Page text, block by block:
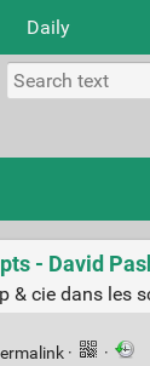
Daily
- David
& cie dans les
· ·